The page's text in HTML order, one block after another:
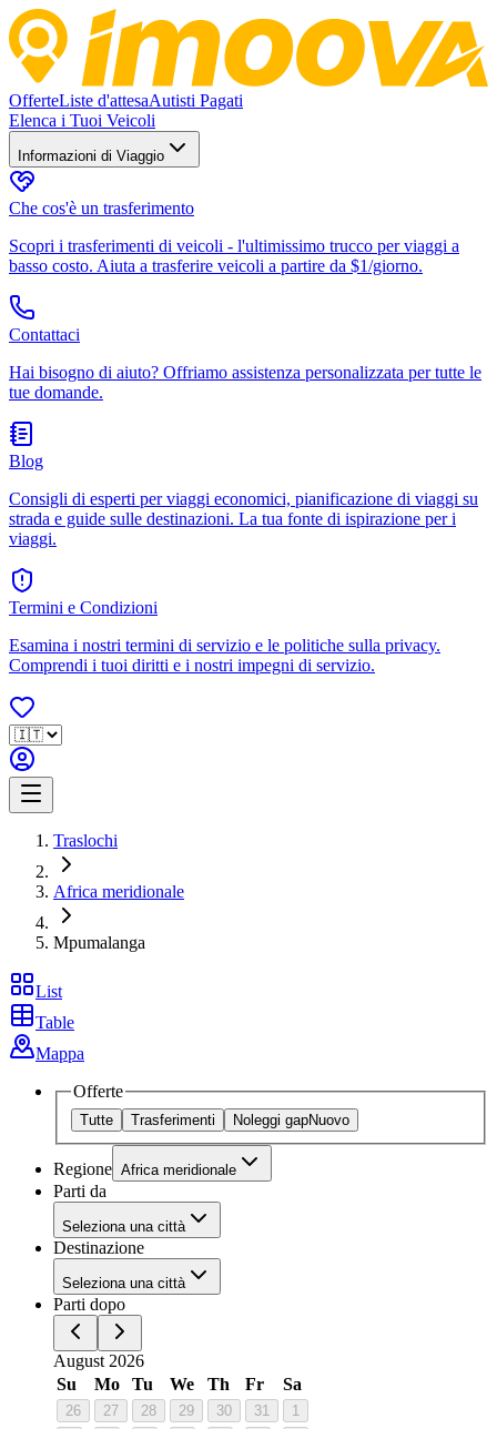
OfferteListe d'attesaAutisti Pagati
Elenca i Tuoi Veicoli
Informazioni di Viaggio
Che cos'è un trasferimento
Scopri i trasferimenti di veicoli - l'ultimissimo trucco per viaggi a
basso costo. Aiuta a trasferire veicoli a partire da $1/giorno.
Contattaci
Hai bisogno di aiuto? Offriamo assistenza personalizzata per tutte le
tue domande.
Blog
Consigli di esperti per viaggi economici, pianificazione di viaggi su
strada e guide sulle destinazioni. La tua fonte di ispirazione per i
viaggi.
Termini e Condizioni
Esamina i nostri termini di servizio e le politiche sulla privacy.
Comprendi i tuoi diritti e i nostri impegni di servizio.
Traslochi
Africa meridionale
Mpumalanga
List
Table
Mappa
Offerte
Tutte Trasferimenti Noleggi gapNuovo
Regione Africa meridionale
Parti da
Seleziona una città
Destinazione
Seleziona una città
Parti dopo
August 2026
Su
Mo Tu We Th Fr Sa
26 27 28 29 30 31
1